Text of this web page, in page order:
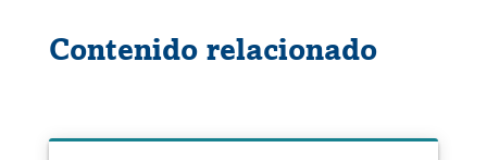
Contenido relacionado